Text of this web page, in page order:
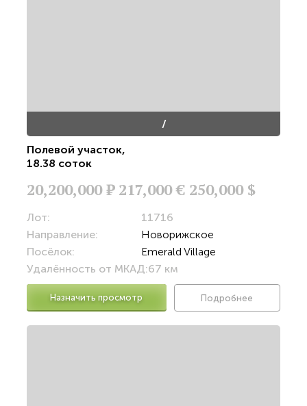
/
Полевой участок,
18.38 соток
20,200,000Р 217,000 € 250,000 $
Лот:
11716
Направление:
Новорижское
Посёлок:
Emerald Village
Удалённость от МКАД:67 км
Назначить просмотр Подробнее